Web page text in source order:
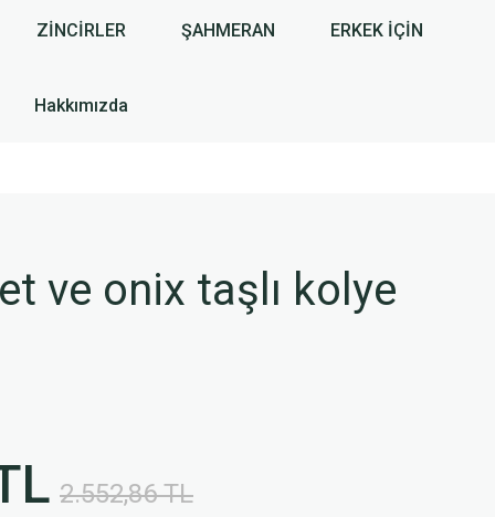
ZİNCİRLER ŞAHMERAN ERKEK İÇİN
Hakkımızda
ve onix taşlı kolye
2.552,86 TL